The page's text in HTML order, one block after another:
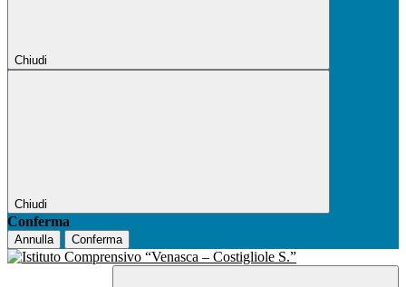
Chiudi
Chiudi
Conferma
Annulla Conferma